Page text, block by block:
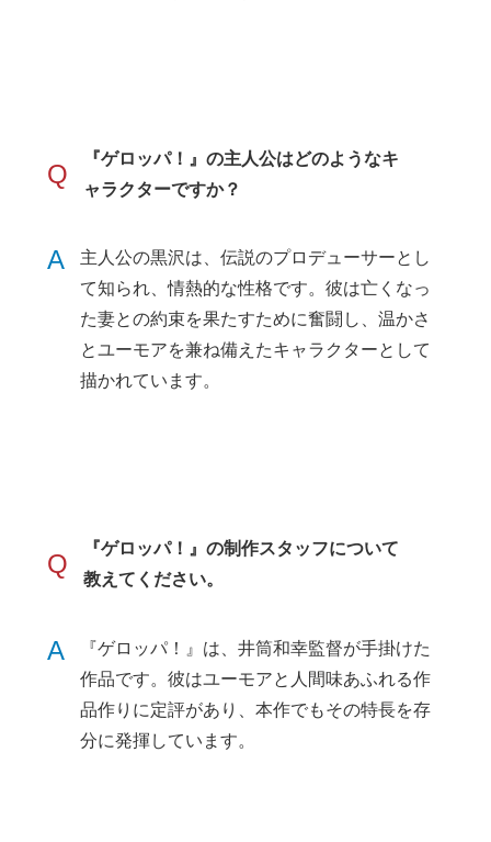
Q
『ゲロッパ！』の主人公はどのようなキ
ャラクターですか？
A
主人公の黒沢は、伝説のプロデューサーとし
て知られ、情熱的な性格です。彼は亡くなっ
た妻との約束を果たすために奮闘し、温かさ
とユーモアを兼ね備えたキャラクターとして
描かれています。
Q
『ゲロッパ！』の制作スタッフについて
教えてください。
A
『ゲロッパ！』は、井筒和幸監督が手掛けた
作品です。彼はユーモアと人間味あふれる作
品作りに定評があり、本作でもその特長を存
分に発揮しています。